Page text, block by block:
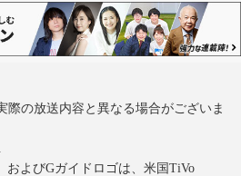
際の放送内容と異なる場合がございま
およびGガイドロゴは、米国TiVo